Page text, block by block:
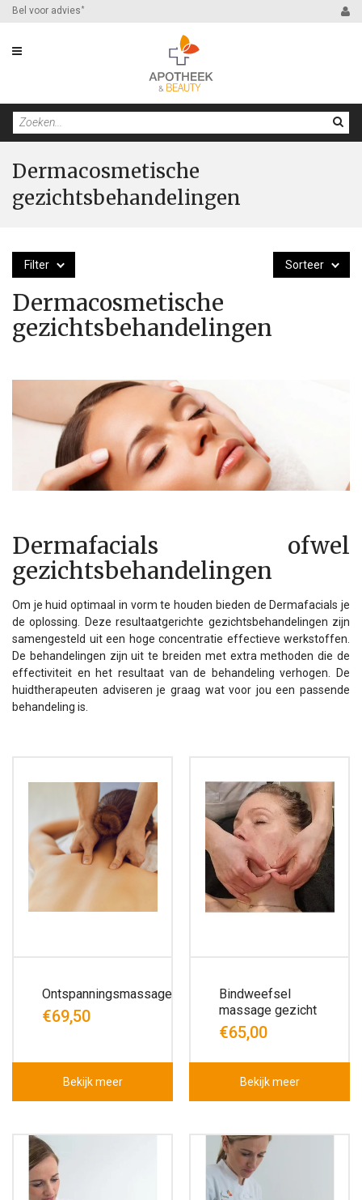
Bel voor advies *
Dermacosmetische
gezichtsbehandelingen
Filter Sorteer
Dermacosmetische
gezichtsbehandelingen
Dermafacials ofwel
gezichtsbehandelingen
Om je huid optimaal in vorm te houden bieden de Dermafacials je
de oplossing. Deze resultaatgerichte gezichtsbehandelingen zijn
samengesteld uit een hoge concentratie effectieve werkstoffen.
De behandelingen zijn uit te breiden met extra methoden die de
effectiviteit en het resultaat van de behandeling verhogen. De
huidtherapeuten adviseren je graag wat voor jou een passende
behandeling is.
Ontspanningsmassage
€69,50
Bekijk meer
Bindweefsel
massage gezicht
€65,00
Bekijk meer